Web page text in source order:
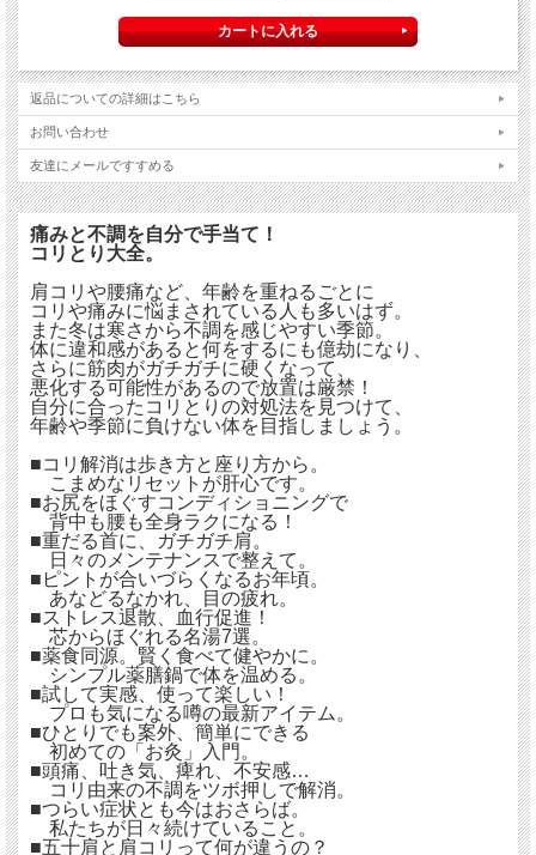
返品についての詳細はこちら
お問い合わせ
友達にメールですすめる
痛みと不調を自分で手当て！
コリとり大全。
肩コリや腰痛など、年齢を重ねるごとに
コリや痛みに悩まされている人も多いはず。
また冬は寒さから不調を感じやすい季節。
体に違和感があると何をするにも億劫になり、
さらに筋肉がガチガチに硬くなって、
悪化する可能性があるので放置は厳禁！
自分に合ったコリとりの対処法を見つけて、
年齢や季節に負けない体を目指しましょう。
■コリ解消は歩き方と座り方から。
こまめなリセットが肝心です。
■お尻をほぐすコンディショニングで
背中も腰も全身ラクになる！
■重だる首に、ガチガチ肩。
日々のメンテナンスで整えて。
■ピントが合いづらくなるお年頃。
あなどるなかれ、目の疲れ。
■ストレス退散、血行促進！
芯からほぐれる名湯7選。
■薬食同源。賢く食べて健やかに。
シンプル薬膳鍋で体を温める。
■試して実感、使って楽しい！
プロも気になる噂の最新アイテム。
■ひとりでも案外、簡単にできる
初めての「お灸」入門。
■頭痛、吐き気、痺れ、不安感…
コリ由来の不調をツボ押しで解消。
■つらい症状とも今はおさらば。
私たちが日々続けていること。
■五十肩と肩コリって何が違うの？